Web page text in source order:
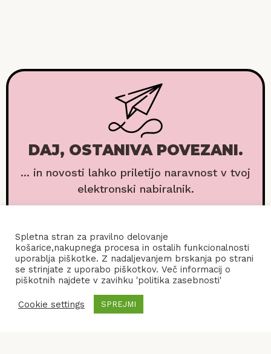
DAJ, OSTANIVA POVEZANI.
... in novosti lahko priletijo naravnost v tvoj
elektronski nabiralnik.
Spletna stran za pravilno delovanje
košarice,nakupnega procesa in ostalih funkcionalnosti
uporablja piškotke. Z nadaljevanjem brskanja po strani
se strinjate z uporabo piškotkov. Več informacij o
piškotnih najdete v zavihku 'politika zasebnosti'
Cookie settings SPREJMI